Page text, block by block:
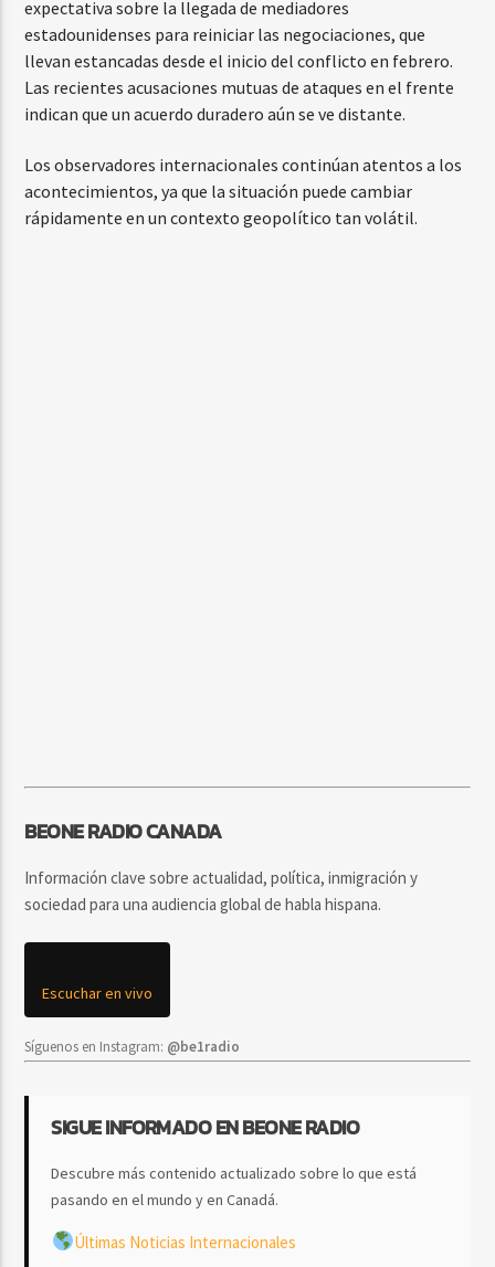
expectativa sobre la llegada de mediadores
estadounidenses para reiniciar las negociaciones, que
llevan estancadas desde el inicio del conflicto en febrero.
Las recientes acusaciones mutuas de ataques en el frente
indican que un acuerdo duradero aún se ve distante.
Los observadores internacionales continúan atentos a los
acontecimientos, ya que la situación puede cambiar
rápidamente en un contexto geopolítico tan volátil.
BEONE RADIO CANADA
Información clave sobre actualidad, política, inmigración y
sociedad para una audiencia global de habla hispana.
Escuchar en vivo
Síguenos en Instagram: @be1radio
SIGUE INFORMADO EN BEONE RADIO
Descubre más contenido actualizado sobre lo que está
pasando en el mundo y en Canadá.
Últimas Noticias Internacionales